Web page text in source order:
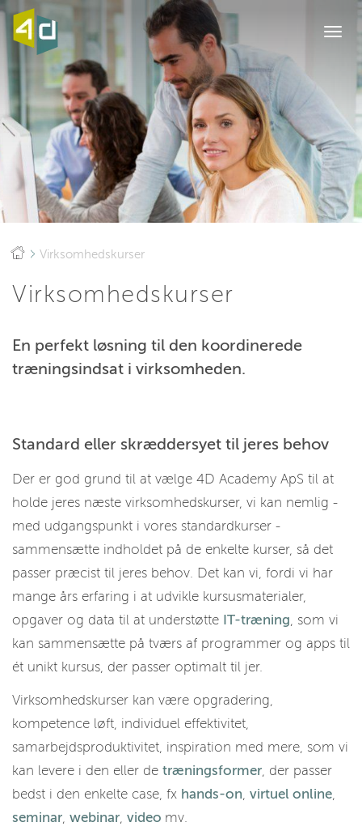
Virksomhedskurser
Virksomhedskurser
En perfekt løsning til den koordinerede
træningsindsat i virksomheden.
Standard eller skræddersyet til jeres behov
Der er god grund til at vælge 4D Academy ApS til at
holde jeres næste virksomhedskurser, vi kan nemlig -
med udgangspunkt i vores standardkurser -
sammensætte indholdet på de enkelte kurser, så det
passer præcist til jeres behov. Det kan vi, fordi vi har
mange års erfaring i at udvikle kursusmaterialer,
opgaver og data til at understøtte IT-træning, som vi
kan sammensætte på tværs af programmer og apps til
ét unikt kursus, der passer optimalt til jer.
Virksomhedskurser kan være opgradering,
kompetence løft, individuel effektivitet,
samarbejdsproduktivitet, inspiration med mere, som vi
kan levere i den eller de træningsformer, der passer
bedst i den enkelte case, fx hands-on, virtuel online,
seminar, webinar, video mv.